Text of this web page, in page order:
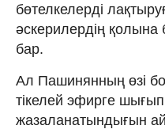
бөтелкелерді
әскерилердің қолына
бар.
Ал Пашинянның өзі
тікелей эфирге
жазаланатындығын